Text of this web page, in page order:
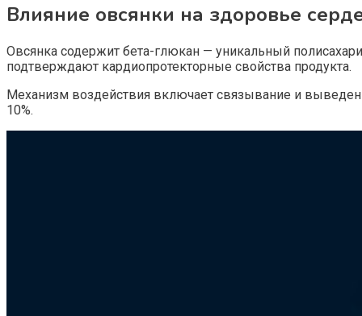
Влияние овсянки на здоровье
Овсянка содержит бета-глюкан — уникальный
подтверждают кардиопротекторные свойства продукта.
Механизм воздействия включает связывание и
10%.